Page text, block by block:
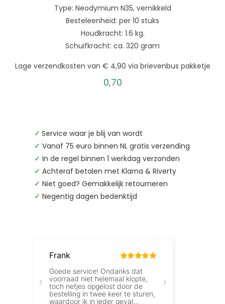
Type: Neodymium N35, vernikkeld
Besteleenheid: per 10 stuks
Houdkracht: 1.6 kg.
Schuifkracht: ca. 320 gram
Lage verzendkosten van € 4,90 via brievenbus pakketje
0,70
✓ Service waar je blij van wordt
✓ Vanaf 75 euro binnen NL gratis verzending
✓ In de regel binnen 1 werkdag verzonden
✓ Achteraf betalen met Klarna & Riverty
✓ Niet goed? Gemakkelijk retourneren
✓ Negentig dagen bedenktijd